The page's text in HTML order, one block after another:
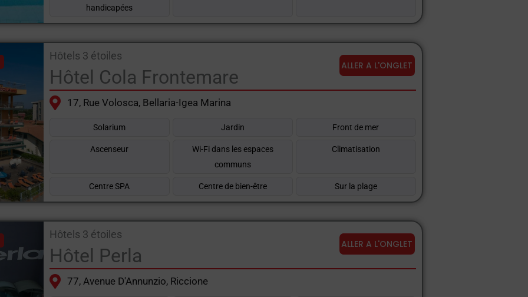
handicapées
Hôtels 3 étoiles
ALLER A L'ONGLET
Hôtel Cola Frontemare
17, Rue Volosca, Bellaria-Igea Marina
Solarium Jardin Front de mer
Ascenseur
Wi-Fi dans les espaces
communs
Climatisation
Centre SPA Centre de bien-être Sur la plage
Hôtels 3 étoiles
ALLER A L'ONGLET
Hôtel Perla
77, Avenue D'Annunzio, Riccione